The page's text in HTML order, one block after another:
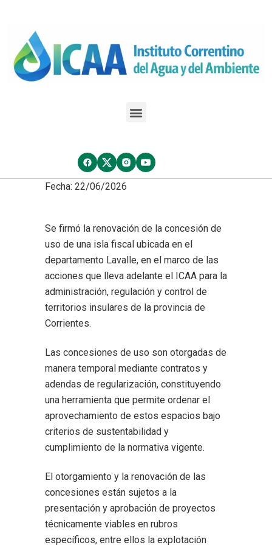
Fecha: 22/06/2026
Se firmó la renovación de la concesión de
uso de una isla fiscal ubicada en el
departamento Lavalle, en el marco de las
acciones que lleva adelante el ICAA para la
administración, regulación y control de
territorios insulares de la provincia de
Corrientes.
Las concesiones de uso son otorgadas de
manera temporal mediante contratos y
adendas de regularización, constituyendo
una herramienta que permite ordenar el
aprovechamiento de estos espacios bajo
criterios de sustentabilidad y
cumplimiento de la normativa vigente.
El otorgamiento y la renovación de las
concesiones están sujetos a la
presentación y aprobación de proyectos
técnicamente viables en rubros
específicos, entre ellos la explotación